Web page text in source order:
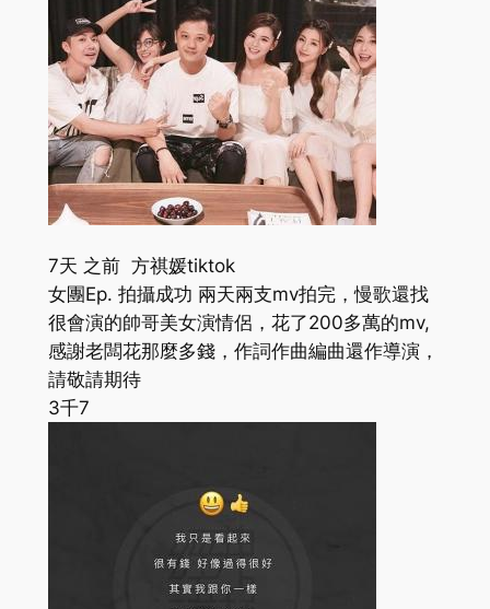
7天 之前 方祺媛tiktok
女團Ep. 拍攝成功 兩天兩支mv拍完，慢歌還找
很會演的帥哥美女演情侶，花了200多萬的mv,
感謝老闆花那麼多錢，作詞作曲編曲還作導演，
請敬請期待
3千7